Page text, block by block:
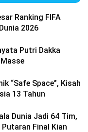
Ranking FIFA
2026
Putri Dakka
“Safe Space”, Kisah
13 Tahun
Dunia Jadi 64 Tim,
Final Kian